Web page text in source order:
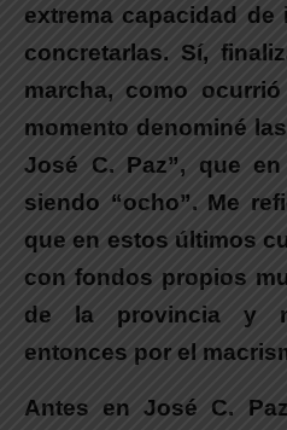
extrema capacidad
concretarlas. Sí,
marcha, como
momento denominé
José C. Paz”, que
siendo “ocho”. Me
que en estos últimos
con fondos propios
de la provincia y
entonces por el
Antes en José C.